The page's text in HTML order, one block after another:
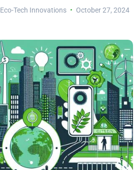
Eco-Tech Innovations October 27, 2024